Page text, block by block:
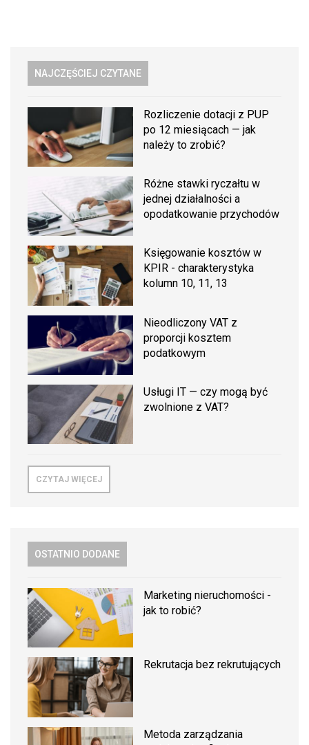
NAJCZĘŚCIEJ CZYTANE
Rozliczenie dotacji z PUP
po 12 miesiącach — jak
należy to zrobić?
Różne stawki ryczałtu w
jednej działalności a
opodatkowanie przychodów
Księgowanie kosztów w
KPIR - charakterystyka
kolumn 10, 11, 13
Nieodliczony VAT z
proporcji kosztem
podatkowym
Usługi IT — czy mogą być
zwolnione z VAT?
CZYTAJ WIĘCEJ
OSTATNIO DODANE
Marketing nieruchomości -
jak to robić?
Rekrutacja bez rekrutujących
Metoda zarządzania